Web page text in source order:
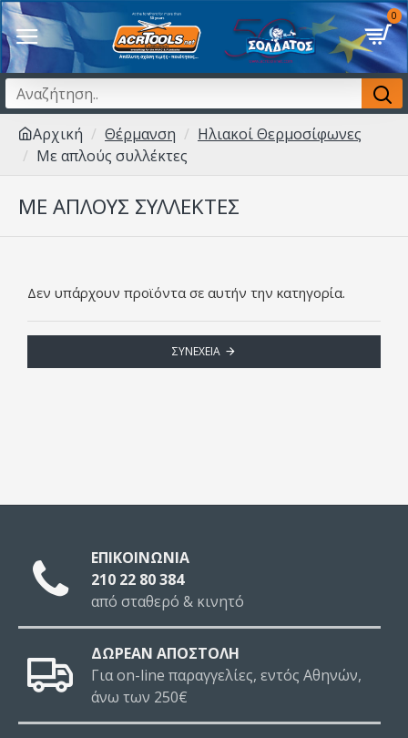
0
Αρχική Θέρμανση
Ηλιακοί Θερμοσίφωνες
Με απλούς συλλέκτες
ΜΕ ΑΠΛΟΎΣ ΣΥΛΛΈΚΤΕΣ
Δεν υπάρχουν προϊόντα σε αυτήν την κατηγορία.
ΣΥΝΈΧΕΙΑ
ΕΠΙΚΟΙΝΩΝΙΑ
210 22 80 384
από σταθερό & κινητό
ΔΩΡΕΑΝ ΑΠΟΣΤΟΛΗ
Για on-line παραγγελίες, εντός Αθηνών,
άνω των 250€